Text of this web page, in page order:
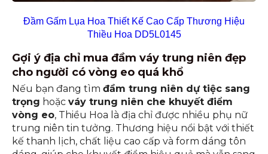
Đầm Gấm Lụa Hoa Thiết Kế Cao Cấp Thương Hiệu
Thiều Hoa DD5L0145
Gợi ý địa chỉ mua đầm váy trung niên đẹp
cho người có vòng eo quá khổ
Nếu bạn đang tìm đầm trung niên dự tiệc sang
trọng hoặc váy trung niên che khuyết điểm
vòng eo, Thiều Hoa là địa chỉ được nhiều phụ nữ
trung niên tin tưởng. Thương hiệu nổi bật với thiết
kế thanh lịch, chất liệu cao cấp và form dáng tôn